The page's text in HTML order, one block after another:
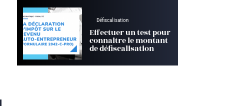
Défiscalisation
Effectuer un test pour
connaitre le montant
de défiscalisation